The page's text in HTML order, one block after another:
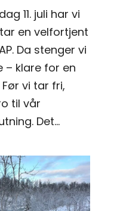
11. juli har vi
en velfortjent
Da stenger vi
– klare for en
vi tar fri,
til vår
Det...